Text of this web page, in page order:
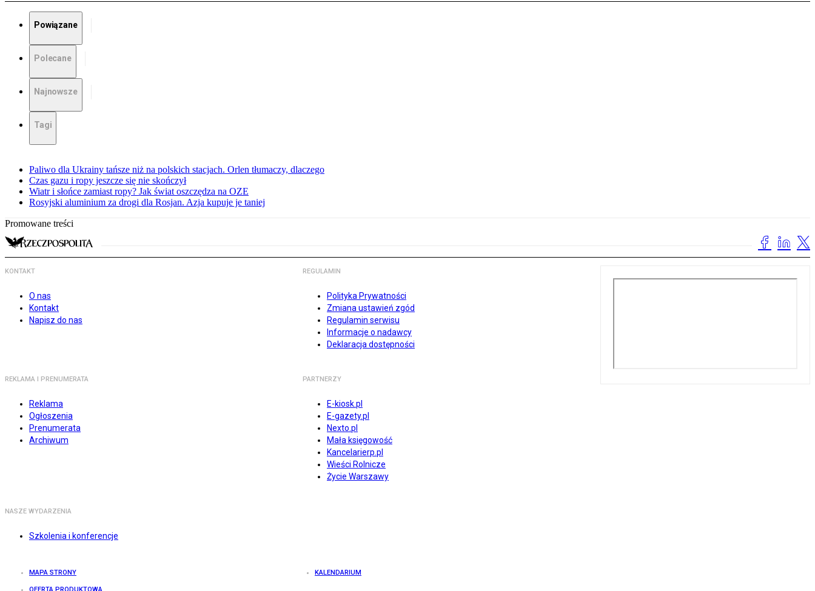
Powiązane
Polecane
Najnowsze
Tagi
Paliwo dla Ukrainy tańsze niż na polskich stacjach. Orlen tłumaczy, dlaczego
Czas gazu i ropy jeszcze się nie skończył
Wiatr i słońce zamiast ropy? Jak świat oszczędza na OZE
Rosyjski aluminium za drogi dla Rosjan. Azja kupuje je taniej
Promowane treści
KONTAKT
O nas
Kontakt
Napisz do nas
REGULAMIN
Polityka Prywatności
Zmiana ustawień zgód
Regulamin serwisu
Informacje o nadawcy
Deklaracja dostępności
REKLAMA I PRENUMERATA
Reklama
Ogłoszenia
Prenumerata
Archiwum
PARTNERZY
E-kiosk.pl
E-gazety.pl
Nexto.pl
Mała księgowość
Kancelarierp.pl
Wieści Rolnicze
Życie Warszawy
NASZE WYDARZENIA
Szkolenia i konferencje
MAPA STRONY KALENDARIUM